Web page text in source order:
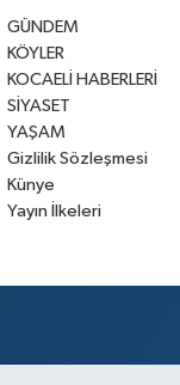
GÜNDEM
KÖYLER
KOCAELİ HABERLERİ
SİYASET
YAŞAM
Gizlilik Sözleşmesi
Künye
Yayın İlkeleri